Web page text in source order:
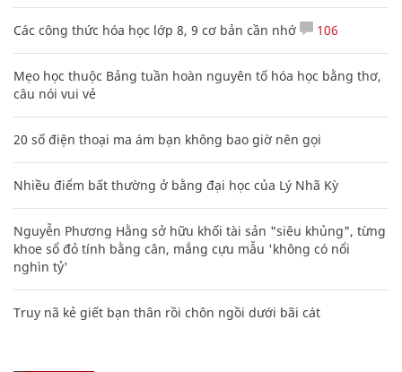
Các công thức hóa học lớp 8, 9 cơ bản cần nhớ 106
Mẹo học thuộc Bảng tuần hoàn nguyên tố hóa học bằng thơ,
câu nói vui vẻ
20 số điện thoại ma ám bạn không bao giờ nên gọi
Nhiều điểm bất thường ở bằng đại học của Lý Nhã Kỳ
Nguyễn Phương Hằng sở hữu khối tài sản "siêu khủng", từng
khoe sổ đỏ tính bằng cân, mắng cựu mẫu 'không có nổi
nghìn tỷ'
Truy nã kẻ giết bạn thân rồi chôn ngồi dưới bãi cát